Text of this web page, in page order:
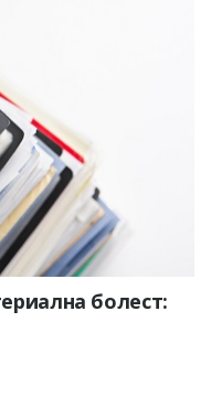
болест: